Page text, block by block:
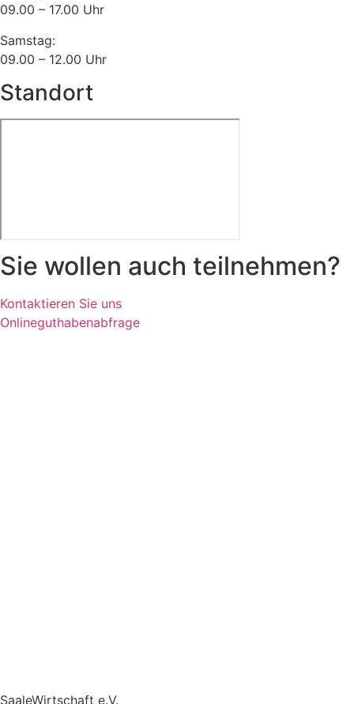
09.00 – 17.00 Uhr
Samstag:
09.00 – 12.00 Uhr
Standort
Sie wollen auch teilnehmen?
Kontaktieren Sie uns
Onlineguthabenabfrage
SaaleWirtschaft e.V.